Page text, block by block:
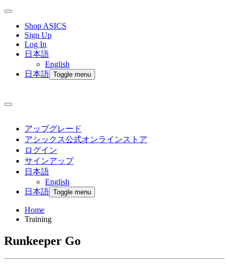
Shop ASICS
Sign Up
Log In
日本語
English
日本語 Toggle menu
アップグレード
アシックス公式オンラインストア
ログイン
サインアップ
日本語
English
日本語 Toggle menu
Home
Training
Runkeeper Go